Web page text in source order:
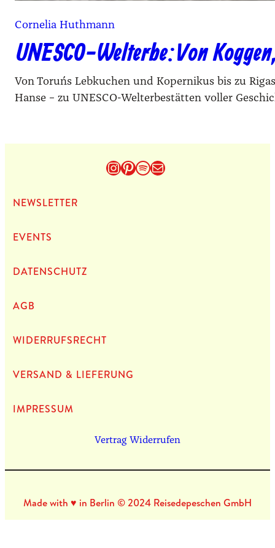
Cornelia Huthmann
UNESCO-Welterbe: Von
Von Toruńs Lebkuchen und Kopernikus bis zu
Hanse – zu UNESCO-Welterbestätten voller
Instagram
Pinterest
Spotify
E-Mail
NEWS­LET­TER
EVENTS
DATEN­SCHUTZ
AGB
WIDERRUFSRECHT
VERSAND & LIEFERUNG
IMPRES­SUM
Vertrag Widerrufen
Made with ♥ in Berlin © 2024 Reisedepeschen GmbH